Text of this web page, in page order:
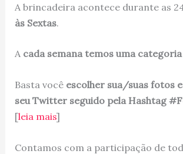
A brincadeira acontece durante as
às Sextas.
A cada semana temos uma categoria
Basta você escolher sua/suas fotos
seu Twitter seguido pela Hashtag
[leia mais]
Contamos com a participação de